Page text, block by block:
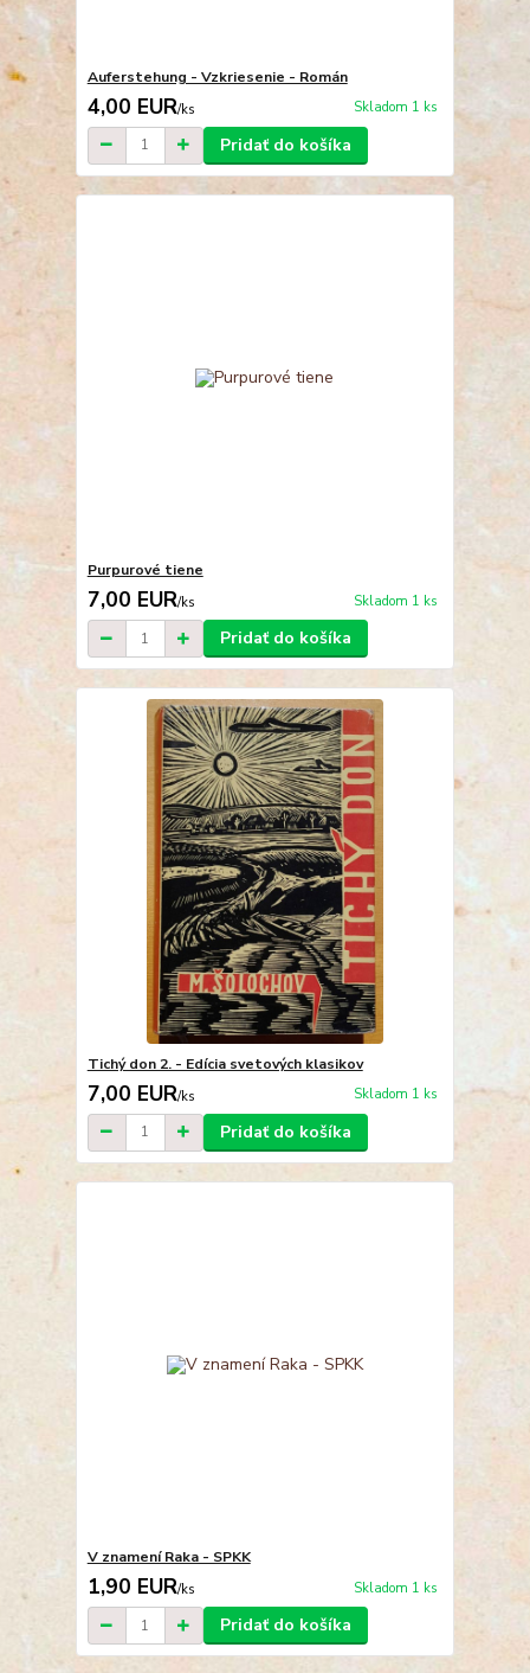
Auferstehung - Vzkriesenie - Román
4,00 EUR/ks Skladom 1 ks
Pridať do košíka
Purpurové tiene
7,00 EUR/ks Skladom 1 ks
Pridať do košíka
Tichý don 2. - Edícia svetových klasikov
7,00 EUR/ks Skladom 1 ks
Pridať do košíka
V znamení Raka - SPKK
1,90 EUR/ks Skladom 1 ks
Pridať do košíka